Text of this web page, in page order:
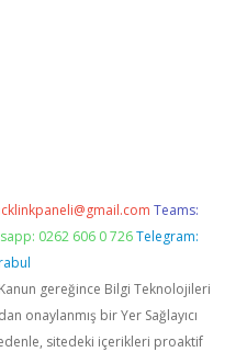
Teams:
0262 606 0 726 Telegram:
Kanun gereğince Bilgi Teknolojileri
onaylanmış bir Yer Sağlayıcı
sitedeki içerikleri proaktif